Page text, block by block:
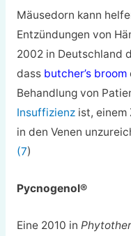
Mäusedorn kann
Entzündungen von
2002 in Deutschland
dass butcher’s broom
Behandlung von
Insuffizienzist, einem
in den Venen
(7)
Pycnogenol®
Eine 2010 in